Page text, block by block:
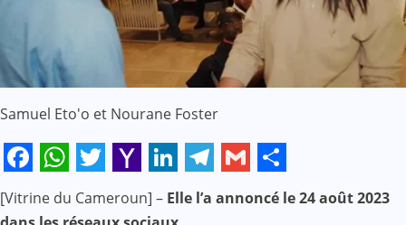
Samuel Eto'o et Nourane Foster
Facebook
WhatsApp
Twitter
Yahoo
Mail
LinkedIn
Telegram
Gmail
Share
[Vitrine du Cameroun] – Elle l’a annoncé le 24 août 2023